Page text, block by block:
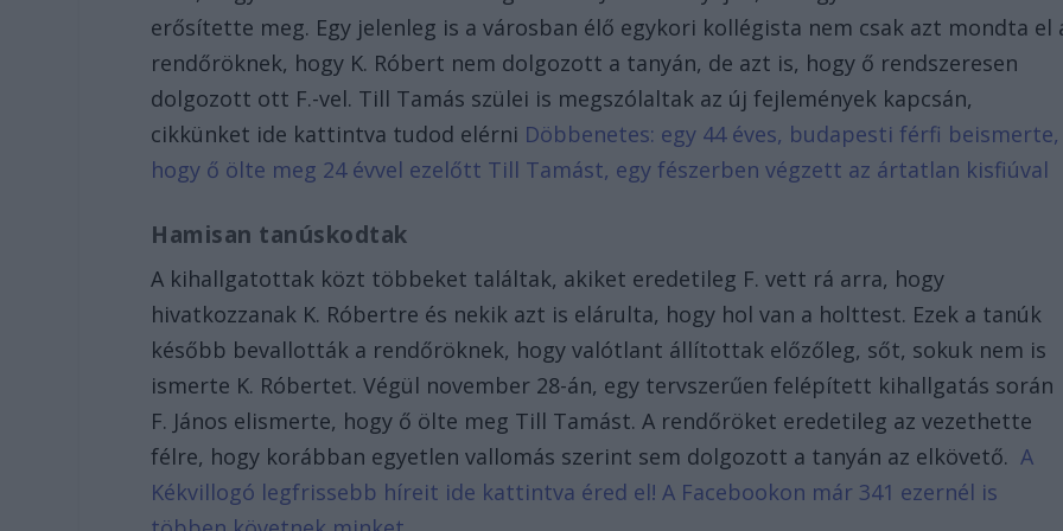
erősítette meg. Egy jelenleg is a városban élő egykori kollégista nem csak azt mondta el
rendőröknek, hogy K. Róbert nem dolgozott a tanyán, de azt is, hogy ő rendszeresen
dolgozott ott F.-vel. Till Tamás szülei is megszólaltak az új fejlemények kapcsán,
cikkünket ide kattintva tudod elérni Döbbenetes: egy 44 éves, budapesti férfi beismerte,
hogy ő ölte meg 24 évvel ezelőtt Till Tamást, egy fészerben végzett az ártatlan kisfiúval
Hamisan tanúskodtak
A kihallgatottak közt többeket találtak, akiket eredetileg F. vett rá arra, hogy
hivatkozzanak K. Róbertre és nekik azt is elárulta, hogy hol van a holttest. Ezek a tanúk
később bevallották a rendőröknek, hogy valótlant állítottak előzőleg, sőt, sokuk nem is
ismerte K. Róbertet. Végül november 28-án, egy tervszerűen felépített kihallgatás során
F. János elismerte, hogy ő ölte meg Till Tamást. A rendőröket eredetileg az vezethette
félre, hogy korábban egyetlen vallomás szerint sem dolgozott a tanyán az elkövető.A
Kékvillogó legfrissebb híreit ide kattintva éred el! A Facebookon már 341 ezernél is